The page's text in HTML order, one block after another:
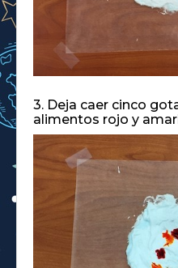
3. Deja caer cinco
alimentos rojo y